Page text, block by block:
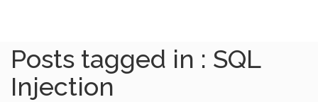
Posts tagged in : SQL
Injection